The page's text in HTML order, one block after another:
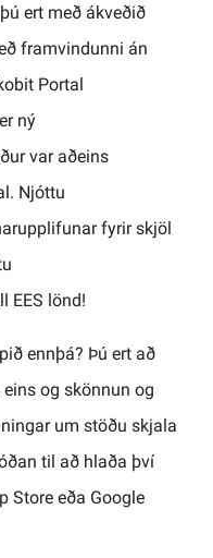
ert með ákveðið
framvindunni án
Portal
ný
var aðeins
Njóttu
fyrir skjöl
EES lönd!
ennþá? Þú ert að
og skönnun og
um stöðu skjala
til að hlaða því
Store eða Google